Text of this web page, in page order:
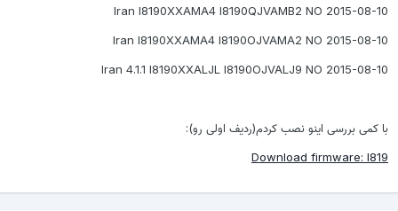
2015-08-10 Iran I8190XXAMA4 I8190QJVAMB2
2015-08-10 Iran I8190XXAMA4 I8190OJVAMA2
2015-08-10 Iran 4.1.1 I8190XXALJL I8190OJVALJ9
کمی بررسی اینو نصب کردم(ردیف اولی رو):
Download firmware: